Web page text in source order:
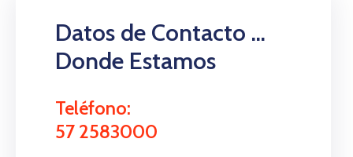
Datos de Contacto ...
Donde Estamos
Teléfono:
57 2583000